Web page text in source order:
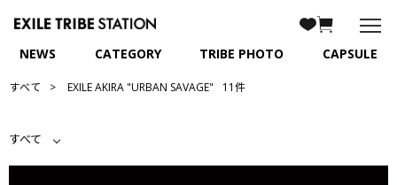
NEWS CATEGORY TRIBE PHOTO CAPSULE
すべて EXILE AKIRA "URBAN SAVAGE" 11件
すべて